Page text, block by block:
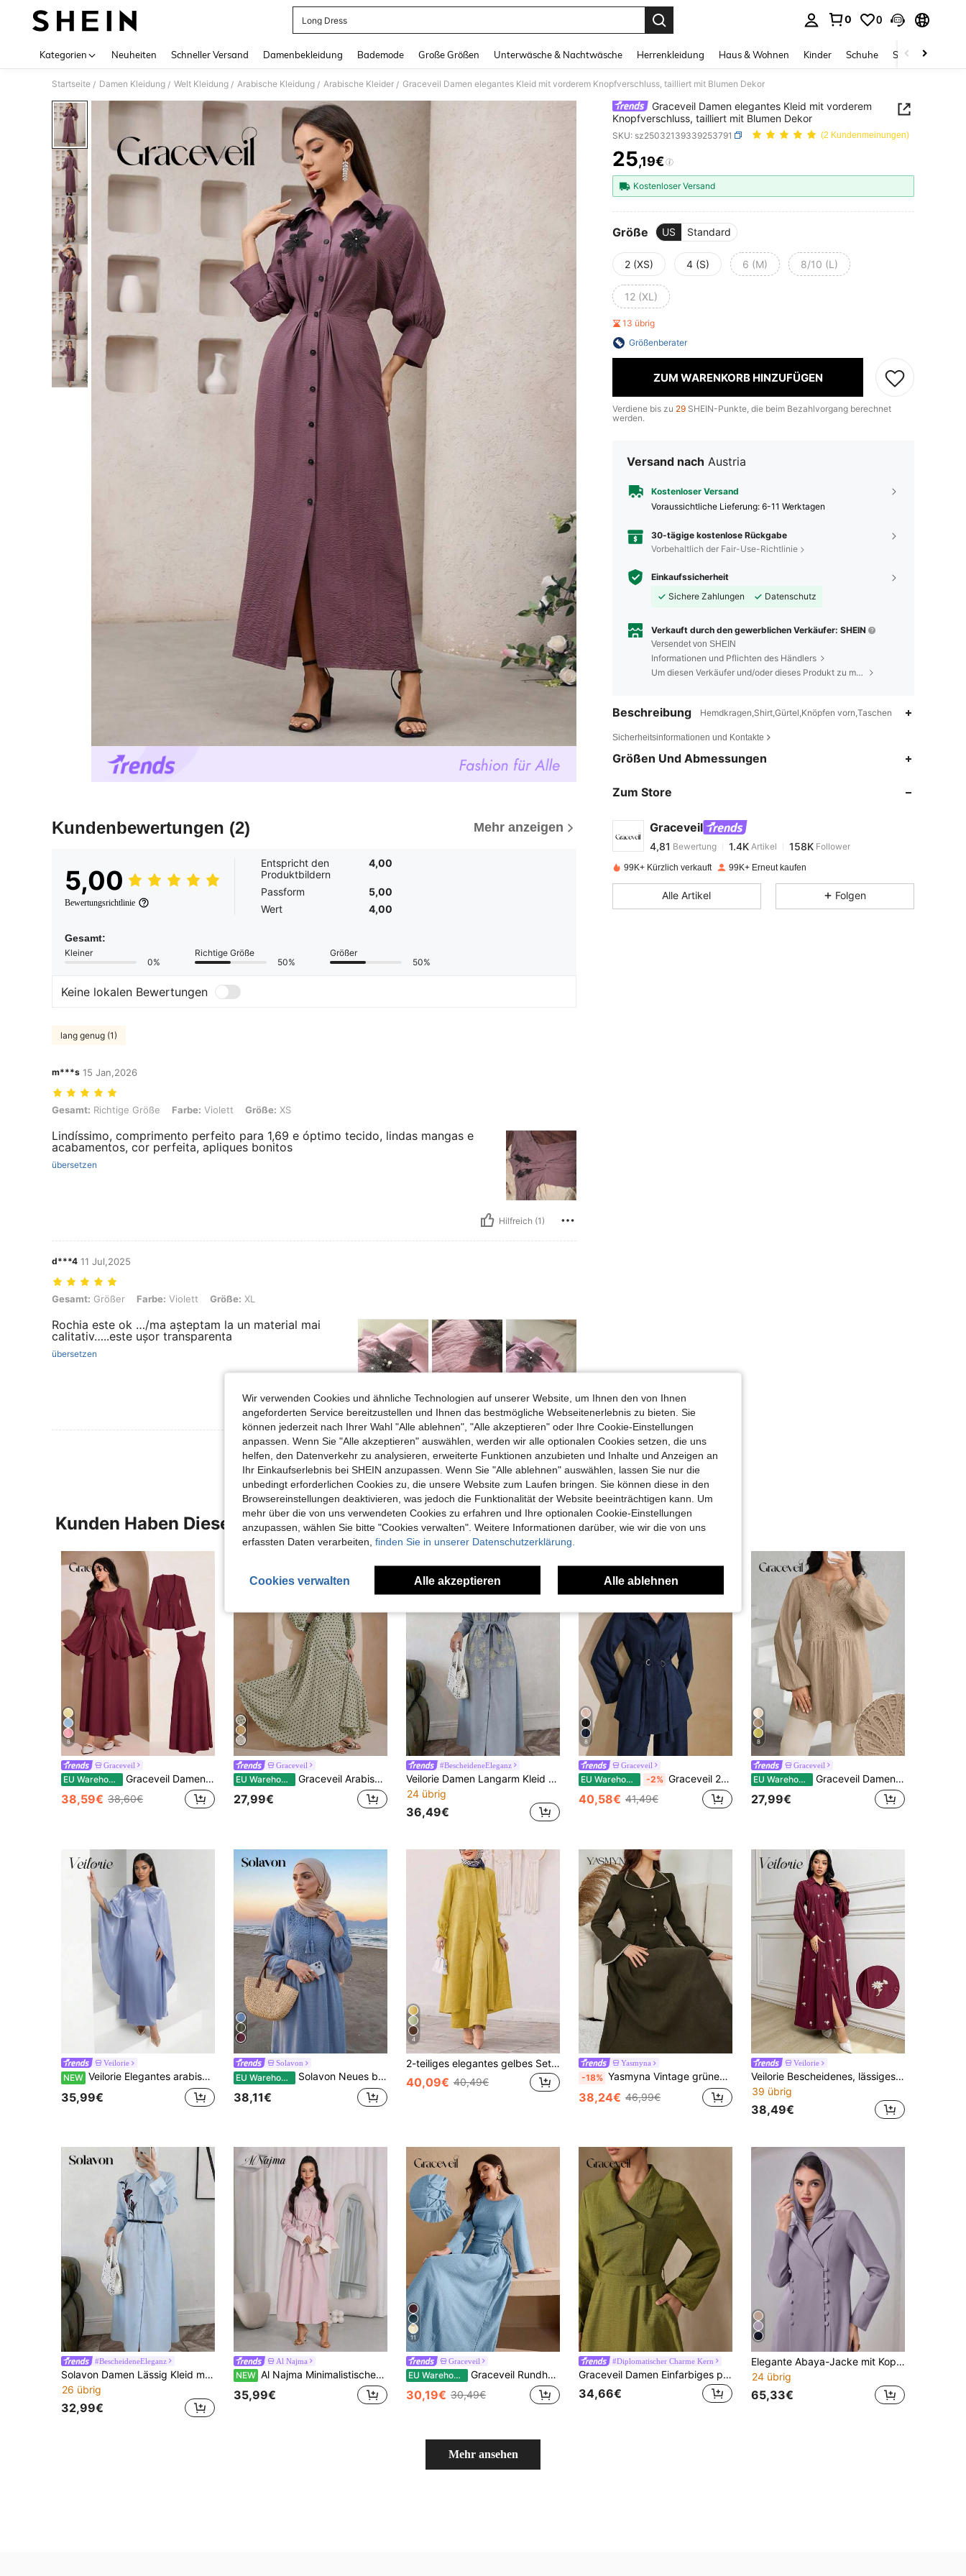
Long Dress
0 0
Kategorien Neuheiten Schneller Versand Damenbekleidung Bademode Große Größen Unterwäsche & Nachtwäsche Herrenkleidung Haus & Wohnen Kinder Schuhe Schmuck &
Startseite / Damen Kleidung / Welt Kleidung / Arabische Kleidung / Arabische Kleider / Graceveil Damen elegantes Kleid mit vorderem Knopfverschluss, tailliert mit Blumen Dekor
Kundenbewertungen (2) Mehr anzeigen
5,00
Bewertungsrichtlinie
Entspricht den
Produktbildern
4,00
Passform
5,00
Wert
4,00
Gesamt:
Kleiner
0%
Richtige Größe
50%
Größer
50%
Keine lokalen Bewertungen
lang genug (1)
m***s 15 Jan,2026
Gesamt: Richtige Größe, Farbe: Violett, Größe: XS
Gesamt: Richtige Größe Farbe: Violett Größe: XS
Lindíssimo, comprimento perfeito para 1,69 e óptimo tecido, lindas mangas e
acabamentos, cor perfeita, apliques bonitos
übersetzen
Hilfreich (1)
d***4 11 Jul,2025
Gesamt: Größer, Farbe: Violett, Größe: XL
Gesamt: Größer Farbe: Violett Größe: XL
Rochia este ok …/ma așteptam la un material mai
calitativ…..este ușor transparenta
übersetzen
Hilfreich (1)
Graceveil Damen elegantes Kleid mit vorderem
Knopfverschluss, tailliert mit Blumen Dekor
SKU: sz25032139339253791 (2 Kundenmeinungen)
PRICE AND AVAILABILITY
25,19€
Kostenloser Versand
Größe US Standard
2 (XS) 4 (S) 6 (M) 8/10 (L)
12 (XL)
13 übrig
Größenberater
ZUM WARENKORB HINZUFÜGEN
Verdiene bis zu 29 SHEIN-Punkte, die beim Bezahlvorgang berechnet
werden.
Versand nach Austria
Kostenloser Versand
Voraussichtliche Lieferung: 6-11 Werktagen
30-tägige kostenlose Rückgabe
Vorbehaltlich der Fair-Use-Richtlinie
Einkaufssicherheit
Sichere Zahlungen
Datenschutz
Verkauft durch den gewerblichen Verkäufer: SHEIN
Versendet von SHEIN
Informationen und Pflichten des Händlers
Um diesen Verkäufer und/oder dieses Produkt zu melden
Beschreibung Hemdkragen,Shirt,Gürtel,Knöpfen vorn,Taschen
Sicherheitsinformationen und Kontakte
Größen Und Abmessungen
Zum Store
Graceveil
4,81
4,81
Bewertung 1.4K
4***7bezahltVor 1 Tag
4,81 1.4K 158K
99K+ Kürzlich verkauft 99K+ Erneut kaufen
Alle Artikel Folgen
Kunden Haben Diese Artikel Auch Angeschaut
8
Graceveil
EU Warehouse Graceveil Damen Einfarbiges Kleid mit Schnürung an der Taille, asymmetrischem Saum und ärmellos, elegantes Zweiteiler-Set
38,59€ 38,60€
Graceveil
EU Warehouse Graceveil Arabisches Kleid mit taillierter Bindung, Polka-Dot-Muster, 3D-Blumendekor, elastischen Ärmeln und vollem Rock
27,99€
#BescheideneEleganz
Veilorie Damen Langarm Kleid mit Stickerei im arabischen Stil mit Einzelknopfleiste
24 übrig
36,49€
8
Graceveil
EU Warehouse -2% Graceveil 2er Set: Gürtel mit Metalldekor am Hemdkragen, locker elegantes Damenoutfit
40,58€ 41,49€
8
Graceveil
EU Warehouse Graceveil Damenbluse mit Kerbausschnitt, besticktem Design, langen Ärmeln und einreihiger Knopfleiste
27,99€
Veilorie
NEW Veilorie Elegantes arabisches Damenkleid im Schal-Stil mit Metallverzierung
35,99€
Solavon
EU Warehouse Solavon Neues besticktes Patchwork Taille gerafft lässiges Urlaubs Alltagskleid mit vielseitiger Verwendung
38,11€
4
2-teiliges elegantes gelbes Set: Rundhals-Cardigan-Top in Unifarbe und Hose mit elastischem Bund, geeignet für Gartenparty, Pendeln, Arbeit, Frühling/Sommer/Herbst
40,09€ 40,49€
Yasmyna
-18% Yasmyna Vintage grünes Kleid mit taillierter Taille und ausgestelltem Saum, arabischer Stil für Herbst/Winter und Abschluss, für Frauen
38,24€ 46,99€
Veilorie
Veilorie Bescheidenes, lässiges Kleid mit floraler Stickerei im arabischen Stil für Frauen
39 übrig
38,49€
#BescheideneEleganz
Solavon Damen Lässig Kleid mit floraler Stickerei und Knopfleiste im arabischen Stil, Herbst
26 übrig
32,99€
Al Najma
NEW Al Najma Minimalistisches lässiges Damen-Araberkleid mit Knöpfen für den Alltag
35,99€
11
Graceveil
EU Warehouse Graceveil Rundhals-Abaya-Kleid mit Kordelzug Einfarbig
30,19€ 30,49€
#Diplomatischer Charme Kern
Graceveil Damen Einfarbiges plissiertes Casual Party Reise Kleid im arabischen Stil
34,66€
Elegante Abaya-Jacke mit Kopftuch, gepolsterten Schultern, einfarbig, Knopfverschluss vorne, Seitenschlitz, Frühling Herbst
24 übrig
65,33€
Mehr ansehen
Wir verwenden Cookies und ähnliche Technologien auf unserer Website, um Ihnen den von Ihnen
angeforderten Service bereitzustellen und Ihnen das bestmögliche Webseitenerlebnis zu bieten. Sie
können jederzeit nach Ihrer Wahl "Alle ablehnen", "Alle akzeptieren" oder Ihre Cookie-Einstellungen
anpassen. Wenn Sie "Alle akzeptieren" auswählen, werden wir alle optionalen Cookies setzen, die uns
helfen, den Datenverkehr zu analysieren, erweiterte Funktionen anzubieten und Inhalte und Anzeigen an
Ihr Einkaufserlebnis bei SHEIN anzupassen. Wenn Sie "Alle ablehnen" auswählen, lassen Sie nur die
unbedingt erforderlichen Cookies zu, die unsere Website zum Laufen bringen. Sie können diese in den
Browsereinstellungen deaktivieren, was jedoch die Funktionalität der Website beeinträchtigen kann. Um
mehr über die von uns verwendeten Cookies zu erfahren und Ihre optionalen Cookie-Einstellungen
anzupassen, wählen Sie bitte "Cookies verwalten". Weitere Informationen darüber, wie wir die von uns
erfassten Daten verarbeiten, finden Sie in unserer Datenschutzerklärung.
Cookies verwalten Alle akzeptieren Alle ablehnen